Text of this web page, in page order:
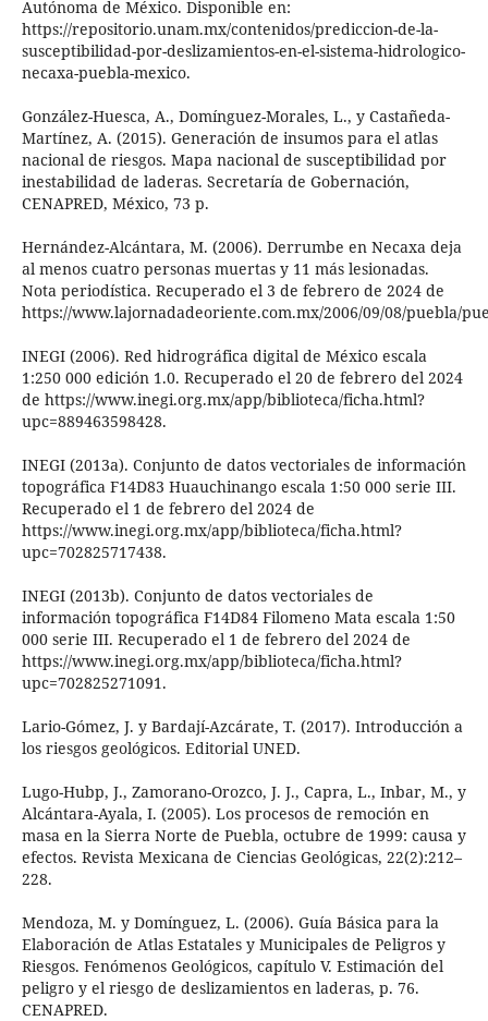
Autónoma de México. Disponible en:
https://repositorio.unam.mx/contenidos/prediccion-de-la-
susceptibilidad-por-deslizamientos-en-el-sistema-hidrologico-
necaxa-puebla-mexico.
González-Huesca, A., Domínguez-Morales, L., y Castañeda-
Martínez, A. (2015). Generación de insumos para el atlas
nacional de riesgos. Mapa nacional de susceptibilidad por
inestabilidad de laderas. Secretaría de Gobernación,
CENAPRED, México, 73 p.
Hernández-Alcántara, M. (2006). Derrumbe en Necaxa deja
al menos cuatro personas muertas y 11 más lesionadas.
Nota periodística. Recuperado el 3 de febrero de 2024 de
https://www.lajornadadeoriente.com.mx/2006/09/08/puebla/
INEGI (2006). Red hidrográfica digital de México escala
1:250 000 edición 1.0. Recuperado el 20 de febrero del 2024
de https://www.inegi.org.mx/app/biblioteca/ficha.html?
upc=889463598428.
INEGI (2013a). Conjunto de datos vectoriales de información
topográfica F14D83 Huauchinango escala 1:50 000 serie III.
Recuperado el 1 de febrero del 2024 de
https://www.inegi.org.mx/app/biblioteca/ficha.html?
upc=702825717438.
INEGI (2013b). Conjunto de datos vectoriales de
información topográfica F14D84 Filomeno Mata escala 1:50
000 serie III. Recuperado el 1 de febrero del 2024 de
https://www.inegi.org.mx/app/biblioteca/ficha.html?
upc=702825271091.
Lario-Gómez, J. y Bardají-Azcárate, T. (2017). Introducción a
los riesgos geológicos. Editorial UNED.
Lugo-Hubp, J., Zamorano-Orozco, J. J., Capra, L., Inbar, M., y
Alcántara-Ayala, I. (2005). Los procesos de remoción en
masa en la Sierra Norte de Puebla, octubre de 1999: causa y
efectos. Revista Mexicana de Ciencias Geológicas, 22(2):212–
228.
Mendoza, M. y Domínguez, L. (2006). Guía Básica para la
Elaboración de Atlas Estatales y Municipales de Peligros y
Riesgos. Fenómenos Geológicos, capítulo V. Estimación del
peligro y el riesgo de deslizamientos en laderas, p. 76.
CENAPRED.